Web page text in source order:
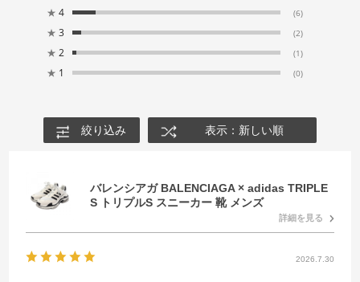
★ 4 (6)
★ 3 (2)
★ 2 (1)
★ 1 (0)
絞り込み 表示：新しい順
バレンシアガ BALENCIAGA × adidas TRIPLE
S トリプルS スニーカー 靴 メンズ
詳細を見る
2026.7.30